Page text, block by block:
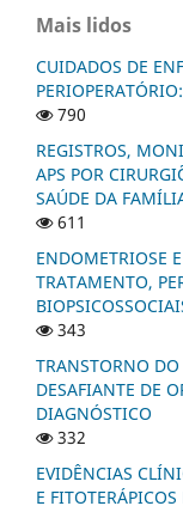
Mais lidos
CUIDADOS DE
790
REGISTROS,
APS POR
SAÚDE DA
611
ENDOMETRIOSE
TRATAMENTO,
343
TRANSTORNO DO
DESAFIANTE DE
DIAGNÓSTICO
332
EVIDÊNCIAS
E